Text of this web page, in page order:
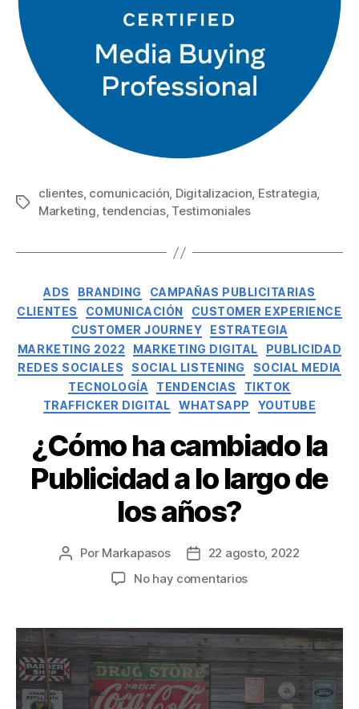
clientes, comunicación, Digitalizacion, Estrategia,
Marketing,tendencias, Testimoniales
ADS BRANDING
CAMPAÑAS PUBLICITARIAS
CLIENTES
COMUNICACIÓN
CUSTOMER EXPERIENCE
CUSTOMER JOURNEY
ESTRATEGIA
MARKETING 2022
MARKETING DIGITAL
PUBLICIDAD
REDES SOCIALES
SOCIAL LISTENING
SOCIAL MEDIA
TECNOLOGÍA
TENDENCIAS
TIKTOK
TRAFFICKER DIGITAL
WHATSAPP YOUTUBE
¿Cómo ha cambiado la
Publicidad a lo largo de
los años?
Por Markapasos
22 agosto, 2022
No hay comentarios